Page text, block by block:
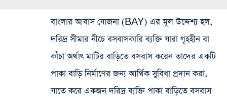
বাংলার আবাস যোজনা (BAY) এর মূল উদ্দেশ্য হল,
দরিদ্র সীমার নীচে বসবাসকারি ব্যক্তি যারা গৃহহীন বা
কাঁচা অর্থাৎ মাটির বাড়িতে বসবাস করেন তাদের একটি
পাকা বাড়ি নির্মাণের জন্য আর্থিক সুবিধা প্রদান করা,
যাতে করে একজন দরিদ্র ব্যক্তি পাকা বাড়িতে বসবাস